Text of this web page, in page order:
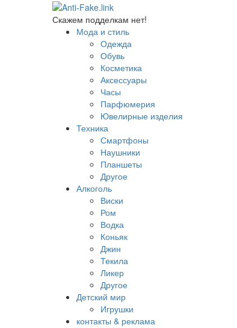
Скажем подделкам нет!
Мода и стиль
Одежда
Обувь
Косметика
Аксессуары
Часы
Парфюмерия
Ювелирные изделия
Техника
Смартфоны
Наушники
Планшеты
Другое
Алкоголь
Виски
Ром
Водка
Коньяк
Джин
Текила
Ликер
Другое
Детский мир
Игрушки
контакты & реклама